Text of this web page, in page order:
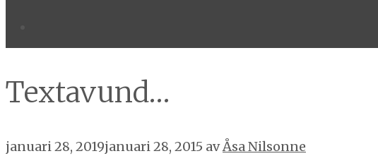
Textavund…
januari 28, 2019januari 28, 2015 avÅsa Nilsonne